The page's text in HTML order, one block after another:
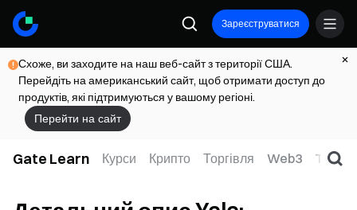
Зареєструватися
Схоже, ви заходите на наш веб-сайт з території США.
Перейдіть на американський сайт, щоб отримати доступ до
продуктів, які підтримуються у вашому регіоні.
Перейти на сайт
Gate Learn Курси Крипто Торгівля Web3 TradFi